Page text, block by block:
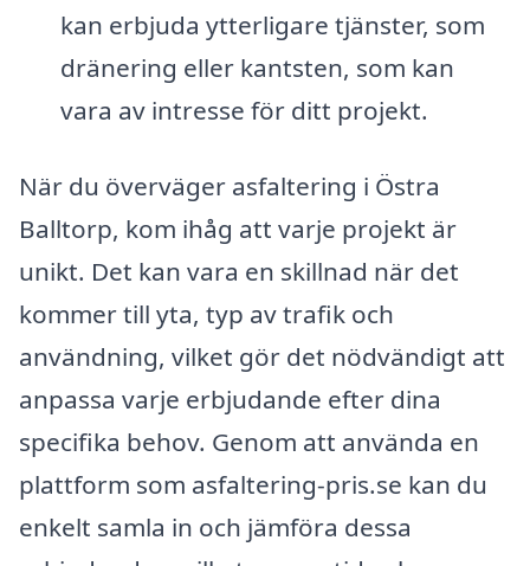
kan erbjuda ytterligare tjänster, som
dränering eller kantsten, som kan
vara av intresse för ditt projekt.
När du överväger asfaltering i Östra
Balltorp, kom ihåg att varje projekt är
unikt. Det kan vara en skillnad när det
kommer till yta, typ av trafik och
användning, vilket gör det nödvändigt att
anpassa varje erbjudande efter dina
specifika behov. Genom att använda en
plattform som asfaltering-pris.se kan du
enkelt samla in och jämföra dessa